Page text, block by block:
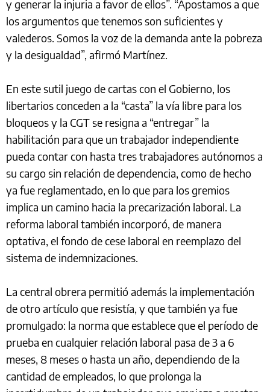
y generar la injuria a favor de ellos”. “Apostamos a que
los argumentos que tenemos son suficientes y
valederos. Somos la voz de la demanda ante la pobreza
y la desigualdad”, afirmó Martínez.
En este sutil juego de cartas con el Gobierno, los
libertarios conceden a la “casta” la vía libre para los
bloqueos y la CGT se resigna a “entregar” la
habilitación para que un trabajador independiente
pueda contar con hasta tres trabajadores autónomos a
su cargo sin relación de dependencia, como de hecho
ya fue reglamentado, en lo que para los gremios
implica un camino hacia la precarización laboral. La
reforma laboral también incorporó, de manera
optativa, el fondo de cese laboral en reemplazo del
sistema de indemnizaciones.
La central obrera permitió además la implementación
de otro artículo que resistía, y que también ya fue
promulgado: la norma que establece que el período de
prueba en cualquier relación laboral pasa de 3 a 6
meses, 8 meses o hasta un año, dependiendo de la
cantidad de empleados, lo que prolonga la